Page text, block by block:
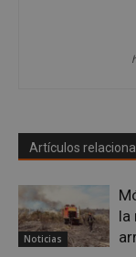
Artículos
Noticias
la